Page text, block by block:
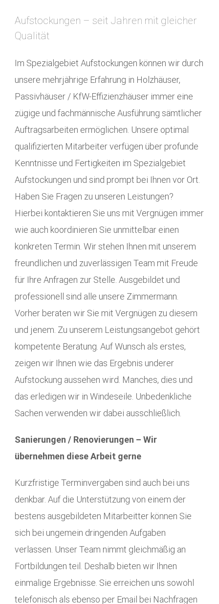
Aufstockungen – seit Jahren mit gleicher
Qualität
Im Spezialgebiet Aufstockungen können wir durch
unsere mehrjährige Erfahrung in Holzhäuser,
Passivhäuser / KfW-Effizienzhäuser immer eine
zügige und fachmännische Ausführung sämtlicher
Auftragsarbeiten ermöglichen. Unsere optimal
qualifizierten Mitarbeiter verfügen über profunde
Kenntnisse und Fertigkeiten im Spezialgebiet
Aufstockungen und sind prompt bei Ihnen vor Ort.
Haben Sie Fragen zu unseren Leistungen?
Hierbei kontaktieren Sie uns mit Vergnügen immer
wie auch koordinieren Sie unmittelbar einen
konkreten Termin. Wir stehen Ihnen mit unserem
freundlichen und zuverlässigen Team mit Freude
für Ihre Anfragen zur Stelle. Ausgebildet und
professionell sind alle unsere Zimmermann.
Vorher beraten wir Sie mit Vergnügen zu diesem
und jenem. Zu unserem Leistungsangebot gehört
kompetente Beratung. Auf Wunsch als erstes,
zeigen wir Ihnen wie das Ergebnis underer
Aufstockung aussehen wird. Manches, dies und
das erledigen wir in Windeseile. Unbedenkliche
Sachen verwenden wir dabei ausschließlich.
Sanierungen / Renovierungen – Wir
übernehmen diese Arbeit gerne
Kurzfristige Terminvergaben sind auch bei uns
denkbar. Auf die Unterstützung von einem der
bestens ausgebildeten Mitarbeitter können Sie
sich bei ungemein dringenden Aufgaben
verlassen. Unser Team nimmt gleichmäßig an
Fortbildungen teil. Deshalb bieten wir Ihnen
einmalige Ergebnisse. Sie erreichen uns sowohl
telefonisch als ebenso per Email bei Nachfragen